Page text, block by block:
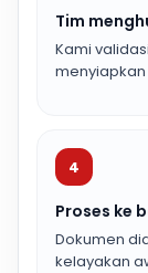
Tim
Kami
4
Proses ke
Dokumen
kelayakan